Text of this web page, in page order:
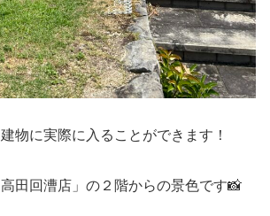
物に実際に入ることができます！
田回漕店」の２階からの景色です📸